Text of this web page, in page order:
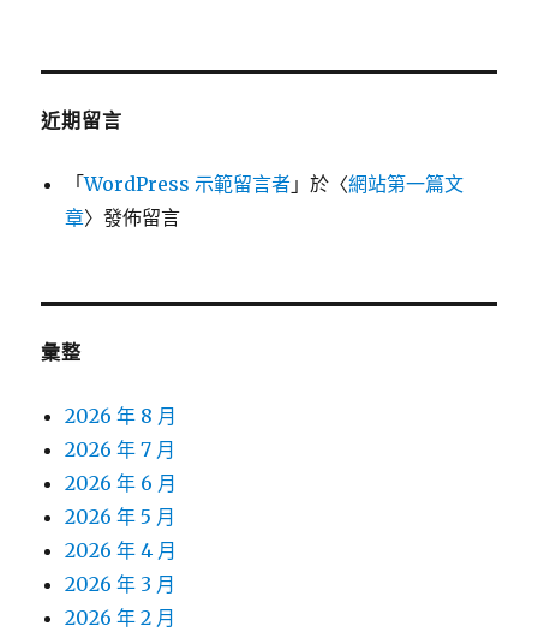
近期留言
「WordPress 示範留言者 」於〈網站第一篇文
章〉發佈留言
彙整
2026 年 8 月
2026 年 7 月
2026 年 6 月
2026 年 5 月
2026 年 4 月
2026 年 3 月
2026 年 2 月